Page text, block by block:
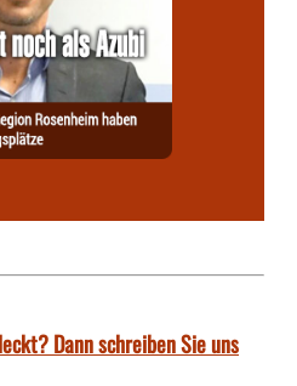
Dann schreiben Sie uns